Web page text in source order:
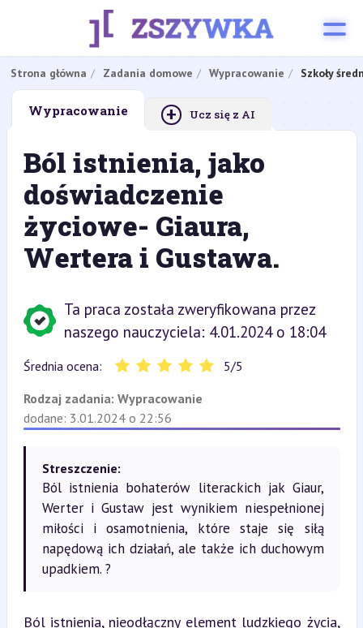
Strona główna Zadania domowe Wypracowanie Szkoły
Wypracowanie + Ucz się z AI
Ból istnienia, jako
doświadczenie
życiowe- Giaura,
Wertera i Gustawa.
Ta praca została zweryfikowana przez
naszego nauczyciela: 4.01.2024 o 18:04
Średnia ocena: 5/5
Rodzaj zadania: Wypracowanie
dodane: 3.01.2024 o 22:56
Streszczenie:
Ból istnienia bohaterów literackich jak Giaur,
Werter i Gustaw jest wynikiem niespełnionej
miłości i osamotnienia, które staje się siłą
napędową ich działań, ale także ich duchowym
upadkiem. ?
Ból istnienia, nieodłączny element ludzkiego życia,